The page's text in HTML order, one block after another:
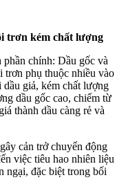
trơn kém chất lượng
chính: Dầu gốc và
trơn phụ thuộc nhiều vào
dầu giả, kém chất lượng
dầu gốc cao, chiếm từ
thành dầu càng rẻ và
cản trở chuyển động
việc tiêu hao nhiên liệu
ngại, đặc biệt trong bối